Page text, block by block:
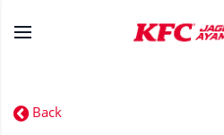
Back